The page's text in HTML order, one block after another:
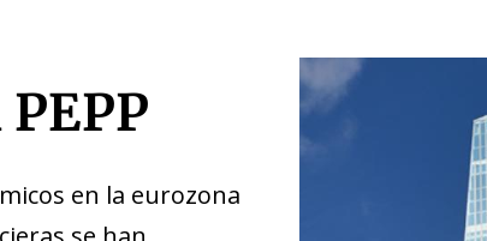
en la eurozona